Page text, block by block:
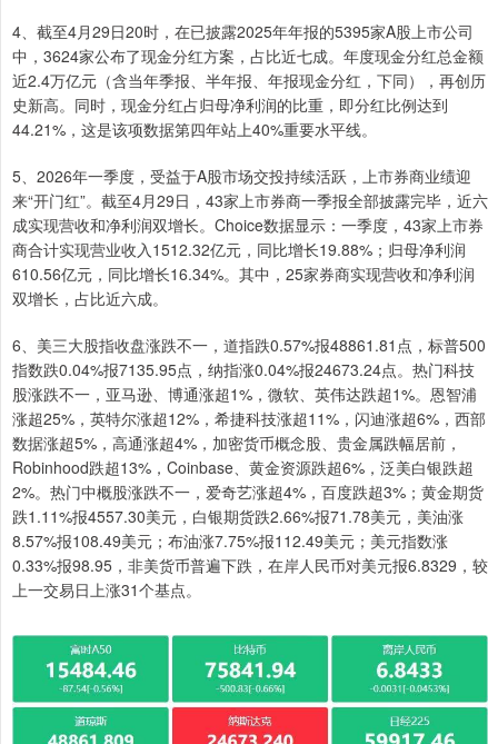
4、截至4月29日20时，在已披露2025年年报的5395家A股上市公司
中，3624家公布了现金分红方案，占比近七成。年度现金分红总金额
近2.4万亿元（含当年季报、半年报、年报现金分红，下同），再创历
史新高。同时，现金分红占归母净利润的比重，即分红比例达到
44.21%，这是该项数据第四年站上40%重要水平线。
5、2026年一季度，受益于A股市场交投持续活跃，上市券商业绩迎
来“开门红”。截至4月29日，43家上市券商一季报全部披露完毕，近六
成实现营收和净利润双增长。Choice数据显示：一季度，43家上市券
商合计实现营业收入1512.32亿元，同比增长19.88%；归母净利润
610.56亿元，同比增长16.34%。其中，25家券商实现营收和净利润
双增长，占比近六成。
6、美三大股指收盘涨跌不一，道指跌0.57%报48861.81点，标普500
指数跌0.04%报7135.95点，纳指涨0.04%报24673.24点。热门科技
股涨跌不一，亚马逊、博通涨超1%，微软、英伟达跌超1%。恩智浦
涨超25%，英特尔涨超12%，希捷科技涨超11%，闪迪涨超6%，西部
数据涨超5%，高通涨超4%，加密货币概念股、贵金属跌幅居前，
Robinhood跌超13%，Coinbase、黄金资源跌超6%，泛美白银跌超
2%。热门中概股涨跌不一，爱奇艺涨超4%，百度跌超3%；黄金期货
跌1.11%报4557.30美元，白银期货跌2.66%报71.78美元，美油涨
8.57%报108.49美元；布油涨7.75%报112.49美元；美元指数涨
0.33%报98.95，非美货币普遍下跌，在岸人民币对美元报6.8329，较
上一交易日上涨31个基点。